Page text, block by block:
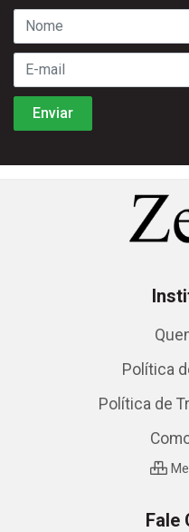
Política
Política de
Fale